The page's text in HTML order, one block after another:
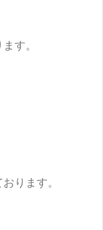
す。
ります。